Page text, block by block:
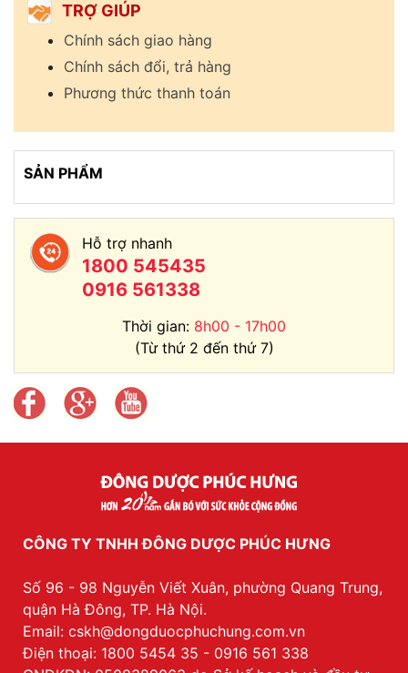
TRỢ GIÚP
Chính sách giao hàng
Chính sách đổi, trả hàng
Phương thức thanh toán
SẢN PHẨM
Hỗ trợ nhanh
1800 545435
0916 561338
Thời gian: 8h00 - 17h00
(Từ thứ 2 đến thứ 7)
CÔNG TY TNHH ĐÔNG DƯỢC PHÚC HƯNG
Số 96 - 98 Nguyễn Viết Xuân, phường Quang Trung,
quận Hà Đông, TP. Hà Nội.
Email: cskh@dongduocphuchung.com.vn
Điện thoại: 1800 5454 35 - 0916 561 338